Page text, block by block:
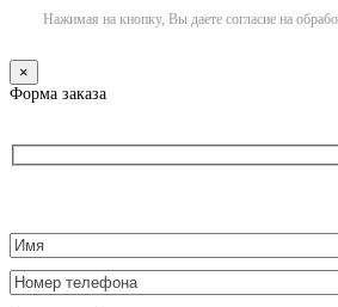
Нажимая на кнопку, Вы даете согласие на
×
Форма заказа